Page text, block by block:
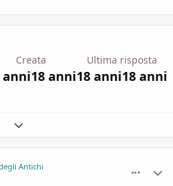
Creata
anni18 anni
Ultima risposta
18 anni18 anni
Espandi panoramica del topic
Antichi